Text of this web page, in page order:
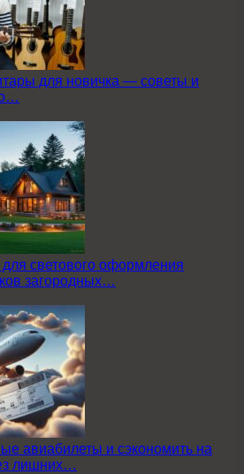
для новичка — советы и
светового оформления
загородных…
авиабилеты и сэкономить на
лишних…